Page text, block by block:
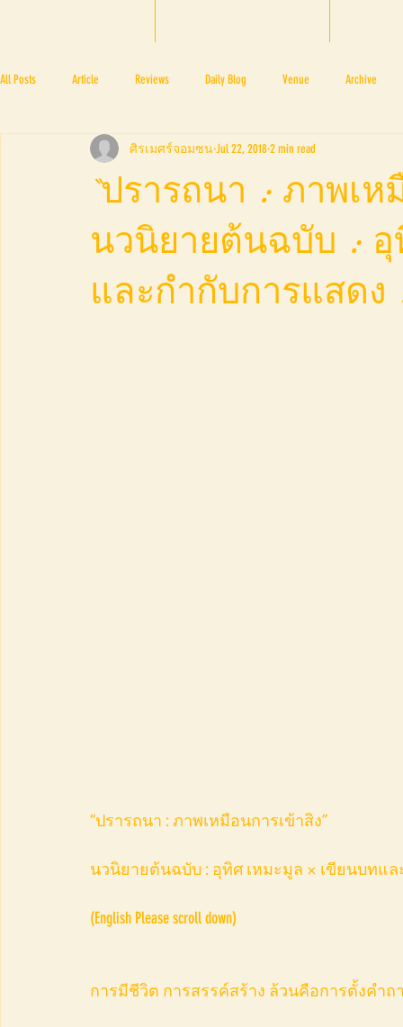
All Posts Article Reviews Daily Blog Venue Archive
BAPA BTF2017 NOV 4 5
BTF2019
“ปรารถนา : ภาพเ
นวนิยายต้นฉบับ : อุ
และกำกับการแสด
ศิรเมศร์จอมซนJul 22, 20182 min read
“ปรารถนา : ภาพเหมือนการเข้าสิง”
นวนิยายต้นฉบับ : อุทิศ เหมะมูล × เขียนบทแ
(English Please scroll down)
การมีชีวิต การสรรค์สร้าง ล้วนคือการตั้งคำ